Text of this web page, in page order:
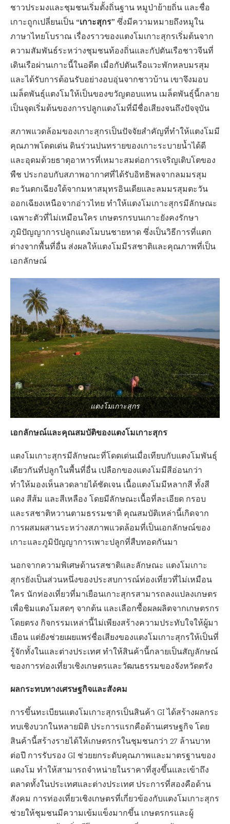
ชาวประมงและชุมชนเริ่มตั้งถิ่นฐาน หมูป่าย้ายถิ่น และชื่อ
เกาะถูกเปลี่ยนเป็น “เกาะสุกร” ซึ่งมีความหมายถึงหมูใน
ภาษาไทยโบราณ เรื่องราวของแตงโมเกาะสุกรเริ่มต้นจาก
ความสัมพันธ์ระหว่างชุมชนท้องถิ่นและกัปตันเรือชาวจีนที่
เดินเรือผ่านเกาะนี้ในอดีต เมื่อกัปตันเรือแวะพักหลบมรสุม
และได้รับการต้อนรับอย่างอบอุ่นจากชาวบ้าน เขาจึงมอบ
เมล็ดพันธุ์แตงโมให้เป็นของขวัญตอบแทน เมล็ดพันธุ์นี้กลาย
เป็นจุดเริ่มต้นของการปลูกแตงโมที่มีชื่อเสียงจนถึงปัจจุบัน
สภาพแวดล้อมของเกาะสุกรเป็นปัจจัยสำคัญที่ทำให้แตงโมมี
คุณภาพโดดเด่น ดินร่วนปนทรายของเกาะระบายน้ำได้ดี
และอุดมด้วยธาตุอาหารที่เหมาะสมต่อการเจริญเติบโตของ
พืช ประกอบกับสภาพอากาศที่ได้รับอิทธิพลจากลมมรสุม
ตะวันตกเฉียงใต้จากมหาสมุทรอินเดียและลมมรสุมตะวัน
ออกเฉียงเหนือจากอ่าวไทย ทำให้แตงโมเกาะสุกรมีลักษณะ
เฉพาะตัวที่ไม่เหมือนใคร เกษตรกรบนเกาะยังคงรักษา
ภูมิปัญญาการปลูกแตงโมบนชายหาด ซึ่งเป็นวิธีการที่แตก
ต่างจากพื้นที่อื่น ส่งผลให้แตงโมมีรสชาติและคุณภาพที่เป็น
เอกลักษณ์
แตงโมเกาะสุกร
เอกลักษณ์และคุณสมบัติของแตงโมเกาะสุกร
แตงโมเกาะสุกรมีลักษณะที่โดดเด่นเมื่อเทียบกับแตงโมพันธุ์
เดียวกันที่ปลูกในพื้นที่อื่น เปลือกของแตงโมมีสีอ่อนกว่า
ทำให้มองเห็นลวดลายได้ชัดเจน เนื้อแตงโมมีหลากสี ทั้งสี
แดง สีส้ม และสีเหลือง โดยมีลักษณะเนื้อที่ละเอียด กรอบ
และรสชาติหวานตามธรรมชาติ คุณสมบัติเหล่านี้เกิดจาก
การผสมผสานระหว่างสภาพแวดล้อมที่เป็นเอกลักษณ์ของ
เกาะและภูมิปัญญาการเพาะปลูกที่สืบทอดกันมา
นอกจากความพิเศษด้านรสชาติและลักษณะ แตงโมเกาะ
สุกรยังเป็นส่วนหนึ่งของประสบการณ์ท่องเที่ยวที่ไม่เหมือน
ใคร นักท่องเที่ยวที่มาเยือนเกาะสุกรสามารถลงแปลงเกษตร
เพื่อชิมแตงโมสดๆ จากต้น และเลือกซื้อผลผลิตจากเกษตรกร
โดยตรง กิจกรรมเหล่านี้ไม่เพียงสร้างความประทับใจให้ผู้มา
เยือน แต่ยังช่วยเผยแพร่ชื่อเสียงของแตงโมเกาะสุกรให้เป็นที่
รู้จักทั้งในและต่างประเทศ ทำให้สินค้านี้กลายเป็นสัญลักษณ์
ของการท่องเที่ยวเชิงเกษตรและวัฒนธรรมของจังหวัดตรัง
ผลกระทบทางเศรษฐกิจและสังคม
การขึ้นทะเบียนแตงโมเกาะสุกรเป็นสินค้า GI ได้สร้างผลกระ
ทบเชิงบวกในหลายมิติ ประการแรกคือด้านเศรษฐกิจ โดย
สินค้านี้สร้างรายได้ให้เกษตรกรในชุมชนกว่า 27 ล้านบาท
ต่อปี การรับรอง GI ช่วยยกระดับคุณภาพและมาตรฐานของ
แตงโม ทำให้สามารถจำหน่ายในราคาที่สูงขึ้นและเข้าถึง
ตลาดทั้งในประเทศและต่างประเทศ ประการที่สองคือด้าน
สังคม การท่องเที่ยวเชิงเกษตรที่เกี่ยวข้องกับแตงโมเกาะสุกร
ช่วยให้ชุมชนมีความเข้มแข็งมากขึ้น เกษตรกรและผู้